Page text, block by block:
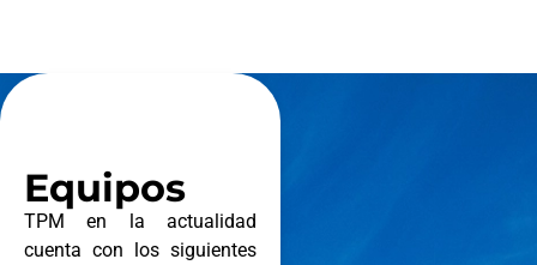
Equipos
TPM en la actualidad
cuenta con los siguientes